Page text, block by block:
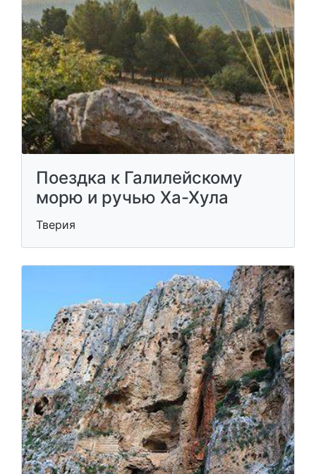
Поездка к Галилейскому
морю и ручью Ха-Хула
Тверия